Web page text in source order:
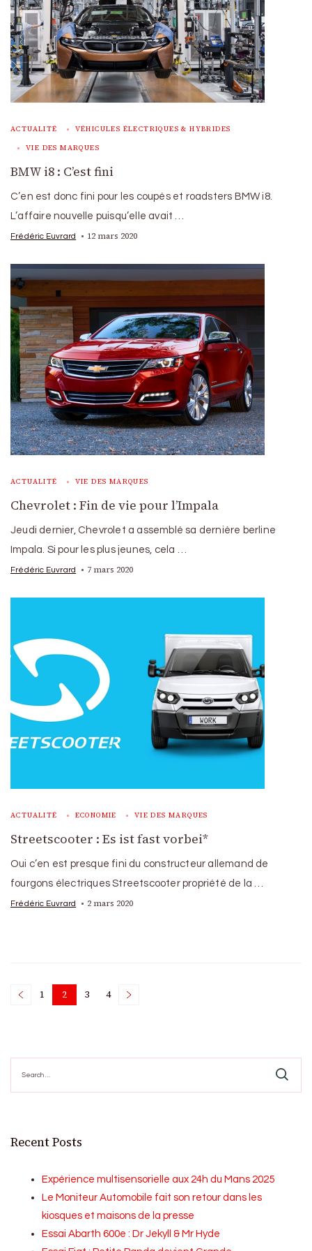
ACTUALITÉ VÉHICULES ÉLECTRIQUES & HYBRIDES
VIE DES MARQUES
BMW i8 : C’est fini
C’en est donc fini pour les coupés et roadsters BMW i8.
L’affaire nouvelle puisqu’elle avait …
Frédéric Euvrard 12 mars 2020
ACTUALITÉ VIE DES MARQUES
Chevrolet : Fin de vie pour l’Impala
Jeudi dernier, Chevrolet a assemblé sa dernière berline
Impala. Si pour les plus jeunes, cela …
Frédéric Euvrard 7 mars 2020
ACTUALITÉ ECONOMIE VIE DES MARQUES
Streetscooter : Es ist fast vorbei*
Oui c’en est presque fini du constructeur allemand de
fourgons électriques Streetscooter propriété de la …
Frédéric Euvrard 2 mars 2020
Posts
Page
1 Page
2 Page
3 Page
4
for:
Recent Posts
Expérience multisensorielle aux 24h du Mans 2025
Le Moniteur Automobile fait son retour dans les
kiosques et maisons de la presse
Essai Abarth 600e : Dr Jekyll & Mr Hyde